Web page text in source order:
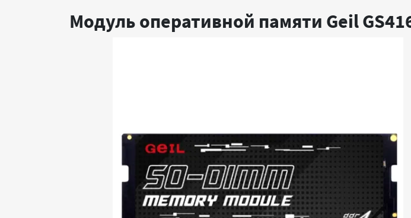
Модуль оперативной памяти Geil